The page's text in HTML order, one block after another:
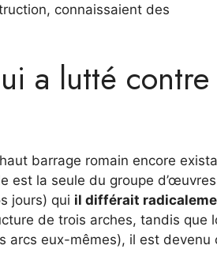
connaissaient des
a lutté
barrage romain encore
est la seule du groupe
jours) qui il différait
de trois arches, tandis que
arcs eux-mêmes), il est devenu